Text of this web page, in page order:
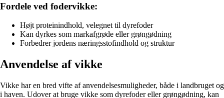
Fordele ved fodervikke:
Højt proteinindhold, velegnet til dyrefoder
Kan dyrkes som markafgrøde eller grøngødning
Forbedrer jordens næringsstofindhold og struktur
Anvendelse af vikke
Vikke har en bred vifte af anvendelsesmuligheder, både i landbruget og
i haven. Udover at bruge vikke som dyrefoder eller grøngødning, kan